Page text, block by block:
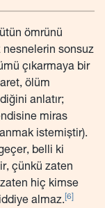
ömrünü
nesnelerin sonsuz
çıkarmaya bir
ölüm
anlatır;
miras
istemiştir).
belli ki
çünkü zaten
zaten hiç kimse
almaz. [6]